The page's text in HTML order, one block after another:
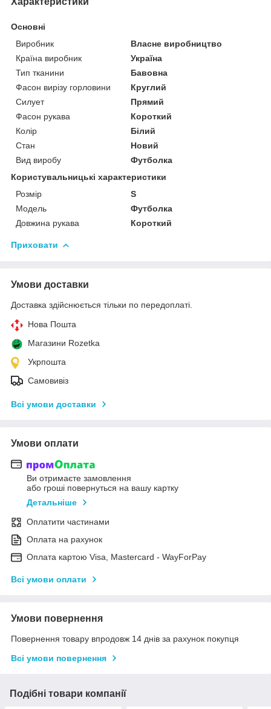
Основні
Виробник
Власне виробництво
Країна виробник
Україна
Тип тканини
Бавовна
Фасон вирізу горловини
Круглий
Силует
Прямий
Фасон рукава
Короткий
Колір
Білий
Стан
Новий
Вид виробу
Футболка
Користувальницькі характеристики
Розмір
S
Модель
Футболка
Довжина рукава
Короткий
Приховати
Умови доставки
Доставка здійснюється тільки по передоплаті.
Нова Пошта
Магазини Rozetka
Укрпошта
Самовивіз
Всі умови доставки
Умови оплати
Ви отримаєте замовлення
або гроші повернуться на вашу картку
Детальніше
Оплатити частинами
Оплата на рахунок
Оплата картою Visa, Mastercard - WayForPay
Всі умови оплати
Умови повернення
Повернення товару впродовж 14 днів за рахунок покупця
Всі умови повернення
Подібні товари компанії